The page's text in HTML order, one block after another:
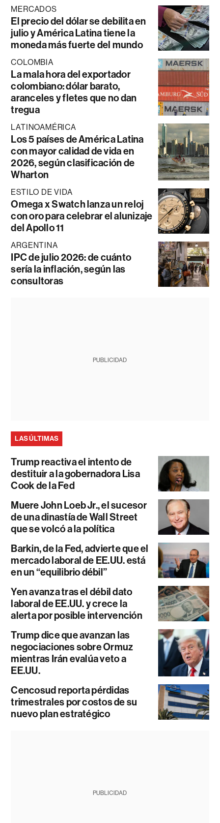
MERCADOS
El precio del dólar se debilita en
julio y América Latina tiene la
moneda más fuerte del mundo
COLOMBIA
La mala hora del exportador
colombiano: dólar barato,
aranceles y fletes que no dan
tregua
LATINOAMÉRICA
Los 5 países de América Latina
con mayor calidad de vida en
2026, según clasificación de
Wharton
ESTILO DE VIDA
Omega x Swatch lanza un reloj
con oro para celebrar el alunizaje
del Apollo 11
ARGENTINA
IPC de julio 2026: de cuánto
sería la inflación, según las
consultoras
PUBLICIDAD
LAS ÚLTIMAS
Trump reactiva el intento de
destituir a la gobernadora Lisa
Cook de la Fed
Muere John Loeb Jr., el sucesor
de una dinastía de Wall Street
que se volcó a la política
Barkin, de la Fed, advierte que el
mercado laboral de EE.UU. está
en un “equilibrio débil”
Yen avanza tras el débil dato
laboral de EE.UU. y crece la
alerta por posible intervención
Trump dice que avanzan las
negociaciones sobre Ormuz
mientras Irán evalúa veto a
EE.UU.
Cencosud reporta pérdidas
trimestrales por costos de su
nuevo plan estratégico
PUBLICIDAD